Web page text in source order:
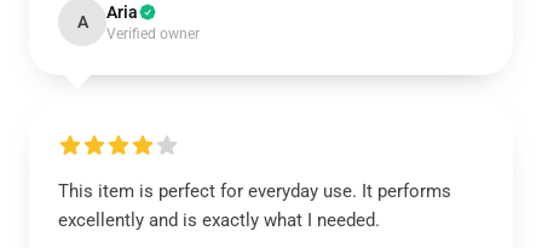
A Aria
Verified owner
This item is perfect for everyday use. It performs
excellently and is exactly what I needed.